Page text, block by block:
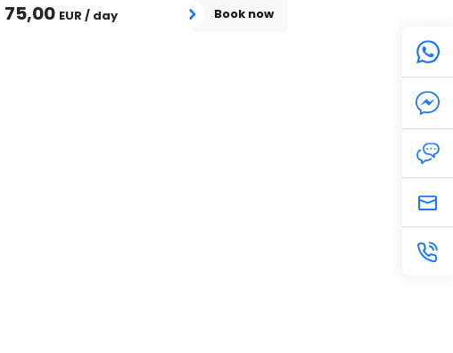
75,00 EUR / day Book now